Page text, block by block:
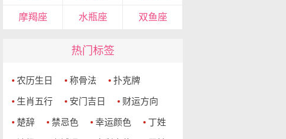
摩羯座 水瓶座 双鱼座
热门标签
农历生日 称骨法 扑克牌
生肖五行 安门吉日 财运方向
楚辞 禁忌色 幸运颜色 丁姓